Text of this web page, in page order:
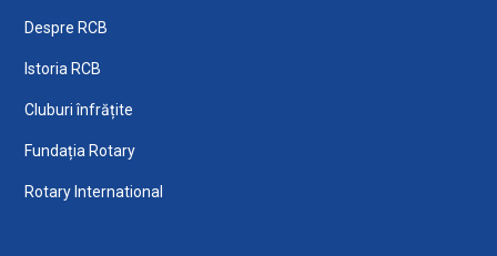
Despre RCB
Istoria RCB
Cluburi înfrățite
Fundația Rotary
Rotary International